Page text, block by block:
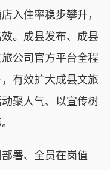
入住率稳步攀升，
。成县发布、成县
公司官方平台全程
有效扩大成县文旅
聚人气、以宣传树
署、全员在岗值